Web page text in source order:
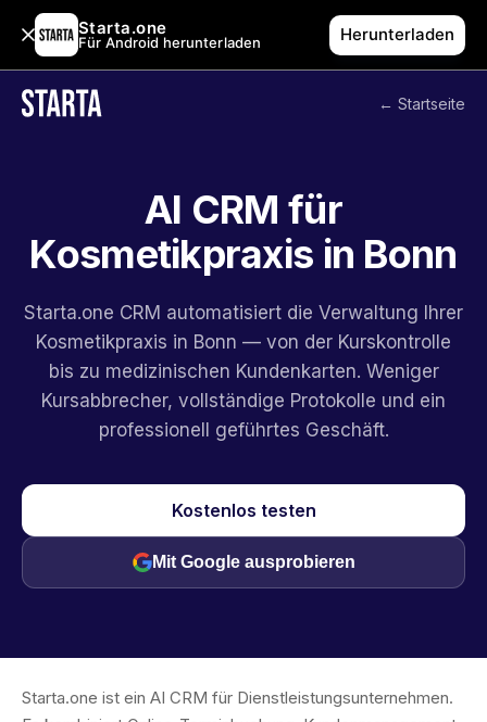
Starta.one
Für Android herunterladen Herunterladen
← Startseite
AI CRM für
Kosmetikpraxis in Bonn
Starta.one CRM automatisiert die Verwaltung Ihrer
Kosmetikpraxis in Bonn — von der Kurskontrolle
bis zu medizinischen Kundenkarten. Weniger
Kursabbrecher, vollständige Protokolle und ein
professionell geführtes Geschäft.
Kostenlos testen
Mit Google ausprobieren
Starta.one ist ein AI CRM für Dienstleistungsunternehmen.